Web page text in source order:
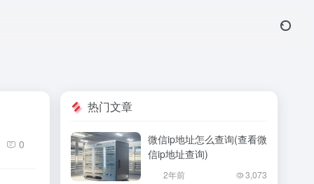
0
热门文章
微信ip地址怎么查询(查看微
信ip地址查询)
2年前 3,073